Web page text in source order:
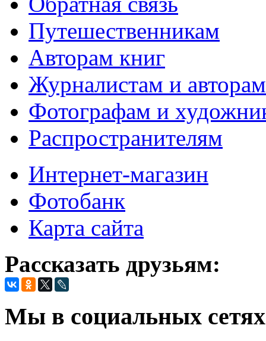
Путешественникам
Авторам книг
Журналистам и авторам
Фотографам и
Распространителям
Интернет-магазин
Фотобанк
Карта сайта
Рассказать друзьям:
Мы в социальных